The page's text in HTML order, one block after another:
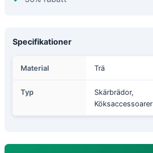
Specifikationer
Material Trä
Typ
Skärbrädor,
Köksaccessoarer